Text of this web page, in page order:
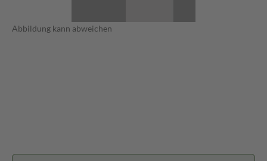
Abbildung kann abweichen